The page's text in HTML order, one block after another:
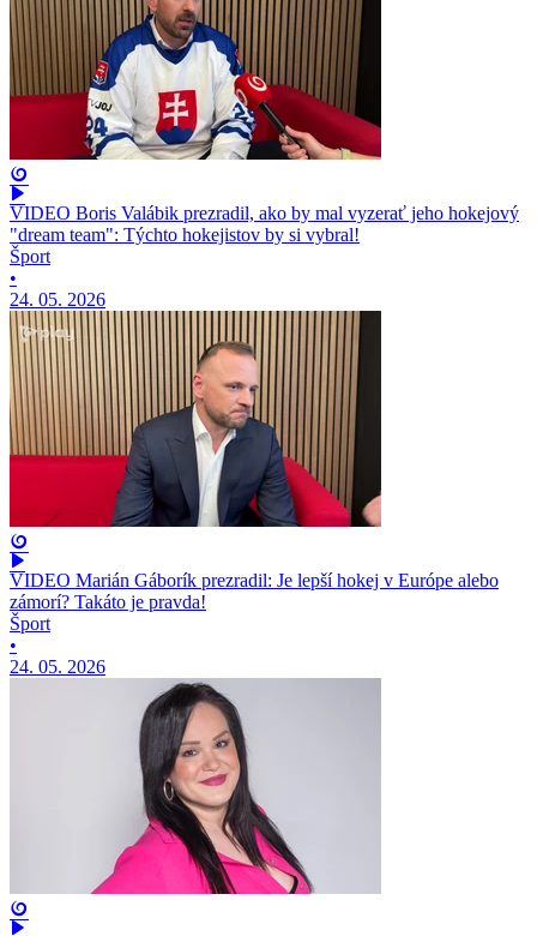
VIDEO Boris Valábik prezradil, ako by mal vyzerať jeho hokejový
"dream team": Týchto hokejistov by si vybral!
Šport
•
24. 05. 2026
VIDEO Marián Gáborík prezradil: Je lepší hokej v Európe alebo
zámorí? Takáto je pravda!
Šport
•
24. 05. 2026